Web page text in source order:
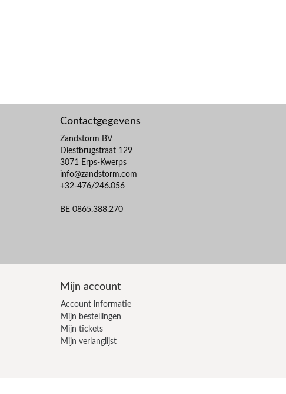
Contactgegevens
Zandstorm BV
Diestbrugstraat 129
3071 Erps-Kwerps
info@zandstorm.com
+32-476/246.056
BE 0865.388.270
Mijn account
Account informatie
Mijn bestellingen
Mijn tickets
Mijn verlanglijst